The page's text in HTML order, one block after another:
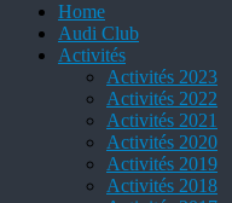
Home
Audi Club
Activités
Activités 2023
Activités 2022
Activités 2021
Activités 2020
Activités 2019
Activités 2018